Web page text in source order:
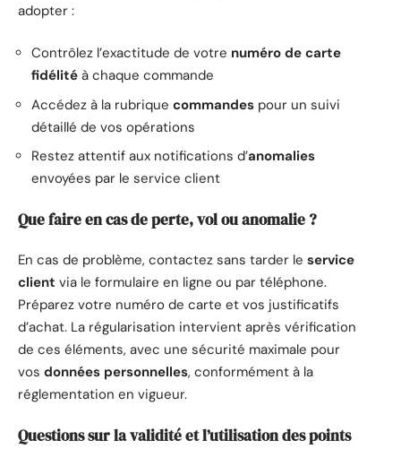
adopter :
Contrôlez l’exactitude de votre numéro de carte
fidélité à chaque commande
Accédez à la rubrique commandes pour un suivi
détaillé de vos opérations
Restez attentif aux notifications d’anomalies
envoyées par le service client
Que faire en cas de perte, vol ou anomalie ?
En cas de problème, contactez sans tarder le service
client via le formulaire en ligne ou par téléphone.
Préparez votre numéro de carte et vos justificatifs
d’achat. La régularisation intervient après vérification
de ces éléments, avec une sécurité maximale pour
vos données personnelles, conformément à la
réglementation en vigueur.
Questions sur la validité et l’utilisation des points